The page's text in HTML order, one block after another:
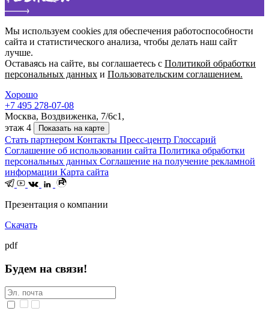
Мы используем cookies для обеспечения работоспособности
сайта и статистического анализа, чтобы делать наш сайт
лучше.
Оставаясь на сайте, вы соглашаетесь с Политикой обработки
персональных данных и Пользовательским соглашением.
Хорошо
+7 495 278-07-08
Москва, Воздвиженка, 7/6с1,
этаж 4
Показать на карте
Стать партнером Контакты Пресс-центр Глоссарий
Соглашение об использовании сайта Политика обработки
персональных данных Соглашение на получение рекламной
информации Карта сайта
Презентация о компании
Скачать
pdf
Будем на связи!